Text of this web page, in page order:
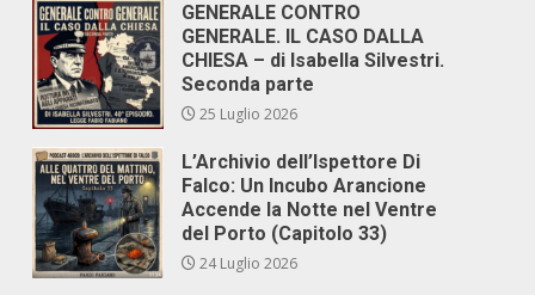
GENERALE CONTRO
GENERALE. IL CASO DALLA
CHIESA – di Isabella Silvestri.
Seconda parte
25 Luglio 2026
L’Archivio dell’Ispettore Di
Falco: Un Incubo Arancione
Accende la Notte nel Ventre
del Porto (Capitolo 33)
24 Luglio 2026